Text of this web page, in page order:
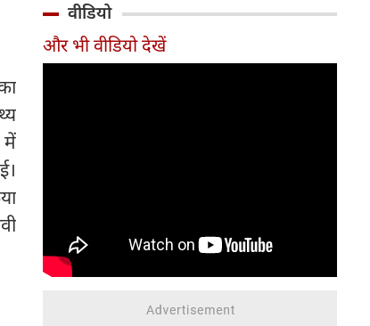
में
खरीदते समय किन बातों पर ध्यान
देना चाहिए।
वीडियो
और भी वीडियो देखें